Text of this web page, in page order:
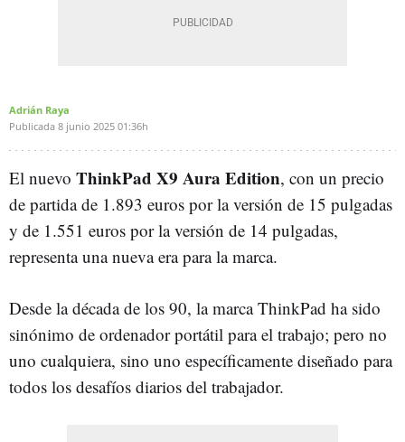
Adrián Raya
Publicada 8 junio 2025 01:36h
El nuevo ThinkPad X9 Aura Edition, con un precio
de partida de 1.893 euros por la versión de 15 pulgadas
y de 1.551 euros por la versión de 14 pulgadas,
representa una nueva era para la marca.
Desde la década de los 90, la marca ThinkPad ha sido
sinónimo de ordenador portátil para el trabajo; pero no
uno cualquiera, sino uno específicamente diseñado para
todos los desafíos diarios del trabajador.